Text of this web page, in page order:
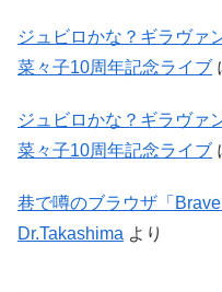
ジュビロかな？ギラヴァ
菜々子10周年記念ライブ
ジュビロかな？ギラヴァ
菜々子10周年記念ライブ
巷で噂のブラウザ「
Dr.Takashima より